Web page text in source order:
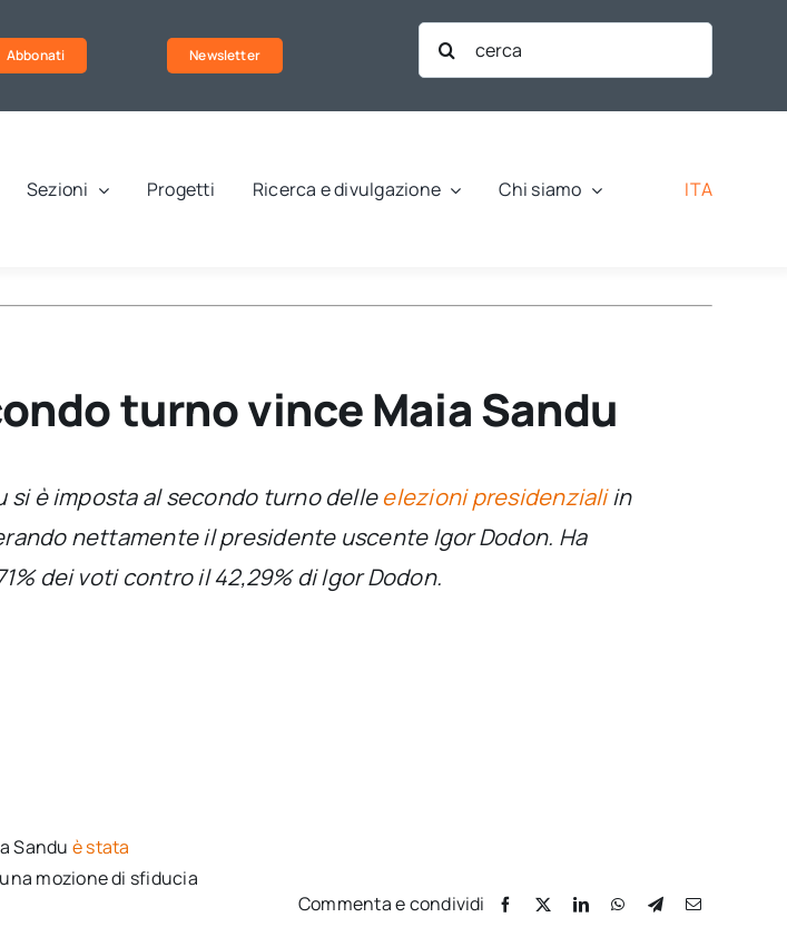
Abbonati Newsletter
Cerca
per:
Sezioni Progetti Ricerca e divulgazione Chi siamo ITA
turno vince Maia Sandu
si è imposta al secondo turno delleelezioni presidenzialiin
nettamente il presidente uscente Igor Dodon. Ha
dei voti contro il 42,29% di Igor Dodon.
Sandu è stata
mozione di sfiducia
Commenta e condividi